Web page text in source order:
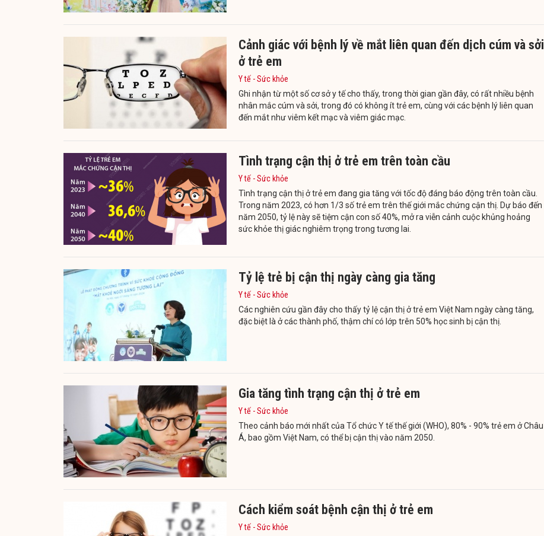
Cảnh giác với bệnh lý về mắt liên quan đến dịch cúm và sởi
ở trẻ em
Y tế - Sức khỏe
Ghi nhận từ một số cơ sở y tế cho thấy, trong thời gian gần đây, có rất nhiều bệnh
nhân mắc cúm và sởi, trong đó có không ít trẻ em, cùng với các bệnh lý liên quan
đến mắt như viêm kết mạc và viêm giác mạc.
Tình trạng cận thị ở trẻ em trên toàn cầu
Y tế - Sức khỏe
Tình trạng cận thị ở trẻ em đang gia tăng với tốc độ đáng báo động trên toàn cầu.
Trong năm 2023, có hơn 1/3 số trẻ em trên thế giới mắc chứng cận thị. Dự báo đến
năm 2050, tỷ lệ này sẽ tiệm cận con số 40%, mở ra viễn cảnh cuộc khủng hoảng
sức khỏe thị giác nghiêm trọng trong tương lai.
Tỷ lệ trẻ bị cận thị ngày càng gia tăng
Y tế - Sức khỏe
Các nghiên cứu gần đây cho thấy tỷ lệ cận thị ở trẻ em Việt Nam ngày càng tăng,
đặc biệt là ở các thành phố, thậm chí có lớp trên 50% học sinh bị cận thị.
Gia tăng tình trạng cận thị ở trẻ em
Y tế - Sức khỏe
Theo cảnh báo mới nhất của Tổ chức Y tế thế giới (WHO), 80% - 90% trẻ em ở Châu
Á, bao gồm Việt Nam, có thể bị cận thị vào năm 2050.
Cách kiểm soát bệnh cận thị ở trẻ em
Y tế - Sức khỏe